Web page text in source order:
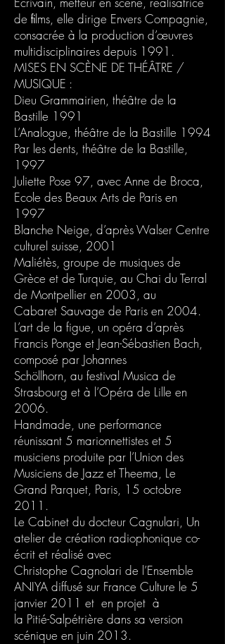
de ﬁlms, elle dirige Envers Compagnie,
consacrée à la production d’œuvres
multidisciplinaires depuis 1991.
MISES EN SCÈNE DE THÉÂTRE /
MUSIQUE :
Dieu Grammairien, théâtre de la
Bastille 1991
L’Analogue, théâtre de la Bastille 1994
Par les dents, théâtre de la Bastille,
1997
Juliette Pose 97, avec Anne de Broca,
Ecole des Beaux Arts de Paris en
1997
Blanche Neige, d’après Walser Centre
culturel suisse, 2001
Maliétès, groupe de musiques de
Grèce et de Turquie, au Chai du Terral
de Montpellier en 2003, au
Cabaret Sauvage de Paris en 2004.
L’art de la figue, un opéra d’après
Francis Ponge et Jean-Sébastien Bach,
composé par Johannes
Schöllhorn, au festival Musica de
Strasbourg et à l’Opéra de Lille en
2006.
Handmade, une performance
réunissant 5 marionnettistes et 5
musiciens produite par l’Union des
Musiciens de Jazz et Theema, Le
Grand Parquet, Paris, 15 octobre
2011.
Le Cabinet du docteur Cagnulari, Un
atelier de création radiophonique co-
écrit et réalisé avec
Christophe Cagnolari de l’Ensemble
ANIYA diffusé sur France Culture le 5
janvier 2011 et en projet à
la Pitié-Salpétrière dans sa version
scénique en juin 2013.